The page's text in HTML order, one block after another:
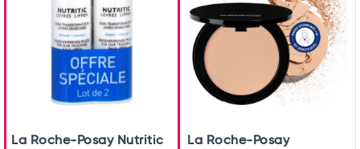
La Roche-Posay Nutritic
La Roche-Posay